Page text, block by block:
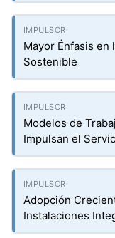
Mayor Énfasis en
Sostenible
Modelos de
Impulsan el
Adopción
Instalaciones